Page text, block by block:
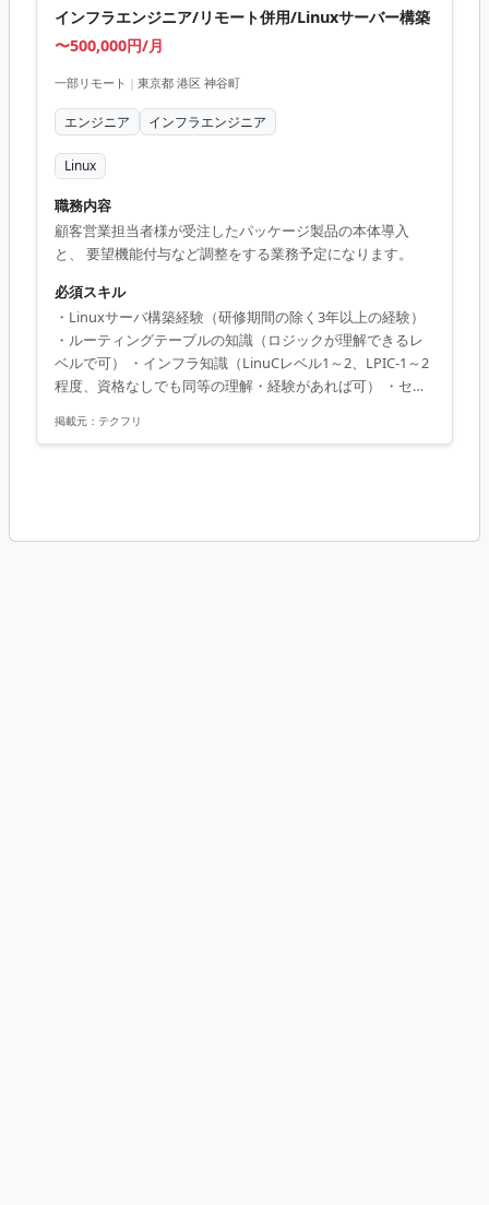
インフラエンジニア/リモート併用/Linuxサーバー構築
〜500,000円/月
一部リモート | 東京都 港区 神谷町
エンジニア インフラエンジニア
Linux
職務内容
顧客営業担当者様が受注したパッケージ製品の本体導入
と、 要望機能付与など調整をする業務予定になります。
必須スキル
・Linuxサーバ構築経験（研修期間の除く3年以上の経験）
・ルーティングテーブルの知識（ロジックが理解できるレ
ベルで可） ・インフラ知識（LinuCレベル1～2、LPIC-1～2
程度、資格なしでも同等の理解・経験があれば可） ・セキ
順書あり） ・スタンドアロンまたは仮想サーバの導入・運
掲載元： テクフリ